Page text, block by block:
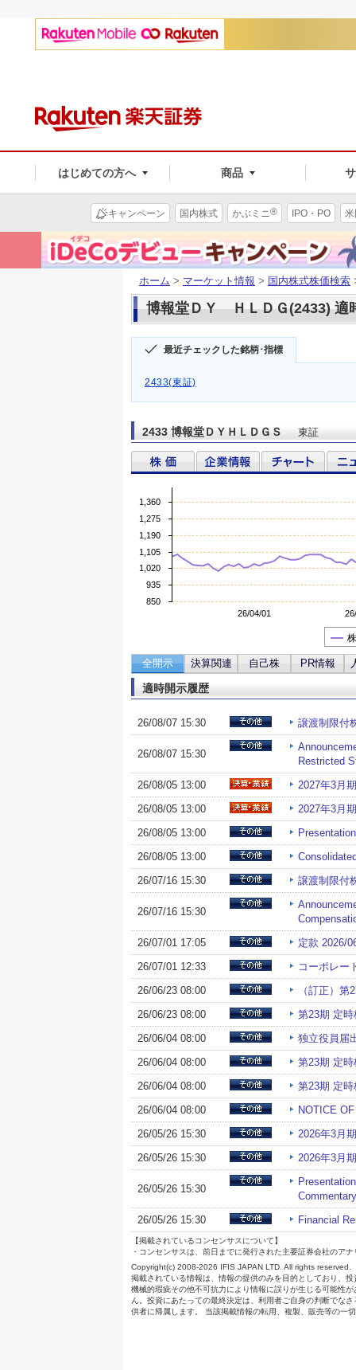
はじめての方へ 商品
キャンペーン 国内株式 かぶミニ® IPO・PO
ホーム > マーケット情報 > 国内株式株価検索
博報堂ＤＹ ＨＬＤＧ(2433) 適
最近チェックした銘柄･指標
2433(東証)
2433 博報堂ＤＹＨＬＤＧＳ 東証